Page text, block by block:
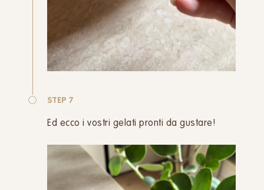
STEP 7
Ed ecco i vostri gelati pronti da gustare!